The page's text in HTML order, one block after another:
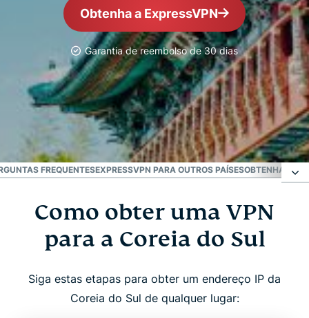
Obtenha a ExpressVPN
Garantia de reembolso de 30 dias
A VPN mais confiável
A melhor VPN coreana
FREQUENTESEXPRESSVPN PARA OUTROS PAÍSESOBTENHA A
Como obter uma VPN para a Coreia do Sul
Por que usar uma VPN na Coreia do Sul?
Baixe uma VPN da Coreia do Sul para todos os
Como obter uma VPN
para a Coreia do Sul
Siga estas etapas para obter um endereço IP da
Coreia do Sul de qualquer lugar: